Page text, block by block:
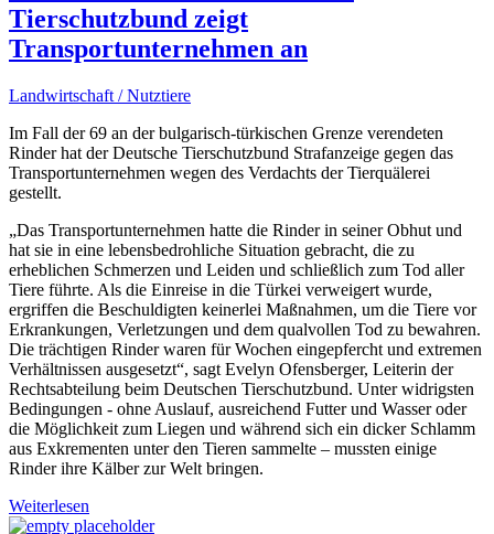
Tierschutzbund zeigt
Transportunternehmen an
Landwirtschaft / Nutztiere
Im Fall der 69 an der bulgarisch-türkischen Grenze verendeten
Rinder hat der Deutsche Tierschutzbund Strafanzeige gegen das
Transportunternehmen wegen des Verdachts der Tierquälerei
gestellt.
„Das Transportunternehmen hatte die Rinder in seiner Obhut und
hat sie in eine lebensbedrohliche Situation gebracht, die zu
erheblichen Schmerzen und Leiden und schließlich zum Tod aller
Tiere führte. Als die Einreise in die Türkei verweigert wurde,
ergriffen die Beschuldigten keinerlei Maßnahmen, um die Tiere vor
Erkrankungen, Verletzungen und dem qualvollen Tod zu bewahren.
Die trächtigen Rinder waren für Wochen eingepfercht und extremen
Verhältnissen ausgesetzt“, sagt Evelyn Ofensberger, Leiterin der
Rechtsabteilung beim Deutschen Tierschutzbund. Unter widrigsten
Bedingungen - ohne Auslauf, ausreichend Futter und Wasser oder
die Möglichkeit zum Liegen und während sich ein dicker Schlamm
aus Exkrementen unter den Tieren sammelte – mussten einige
Rinder ihre Kälber zur Welt bringen.
Weiterlesen